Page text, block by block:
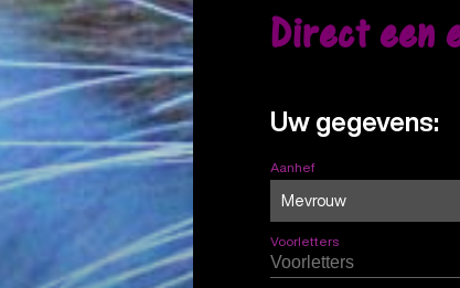
Direct een
Uw gegevens:
Aanhef
Voorletters